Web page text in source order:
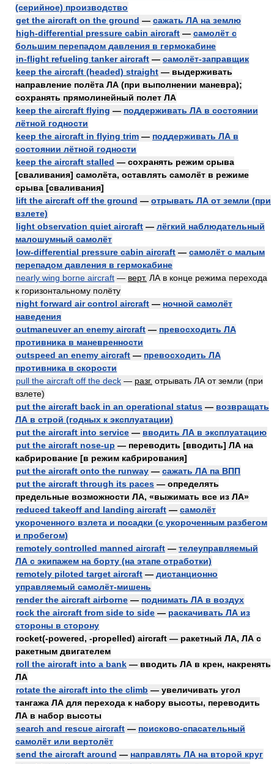
(серийное) производство
get the aircraft on the ground — сажать ЛА на землю
high-differential pressure cabin aircraft — самолёт с
большим перепадом давления в гермокабине
in-flight refueling tanker aircraft — самолёт-заправщик
keep the aircraft (headed) straight — выдерживать
направление полёта ЛА (при выполнении маневра);
сохранять прямолинейный полет ЛА
keep the aircraft flying — поддерживать ЛА в состоянии
лётной годности
keep the aircraft in flying trim — поддерживать ЛА в
состоянии лётной годности
keep the aircraft stalled — сохранять режим срыва
[сваливания] самолёта, оставлять самолёт в режиме
срыва [сваливания]
lift the aircraft off the ground — отрывать ЛА от земли (при
взлете)
light observation quiet aircraft — лёгкий наблюдательный
малошумный самолёт
low-differential pressure cabin aircraft — самолёт с малым
перепадом давления в гермокабине
nearly wing borne aircraft — верт. ЛА в конце режима перехода
к горизонтальному полёту
night forward air control aircraft — ночной самолёт
наведения
outmaneuver an enemy aircraft — превосходить ЛА
противника в маневренности
outspeed an enemy aircraft — превосходить ЛА
противника в скорости
pull the aircraft off the deck — разг. отрывать ЛА от земли (при
взлете)
put the aircraft back in an operational status — возвращать
ЛА в строй (годных к эксплуатации)
put the aircraft into service — вводить ЛА в эксплуатацию
put the aircraft nose-up — переводить [вводить] ЛА на
кабрирование [в режим кабрирования]
put the aircraft onto the runway — сажать ЛА па ВПП
put the aircraft through its paces — определять
предельные возможности ЛА, «выжимать все из ЛА»
reduced takeoff and landing aircraft — самолёт
укороченного взлета и посадки (с укороченным разбегом
и пробегом)
remotely controlled manned aircraft — телеуправляемый
ЛА с экипажем на борту (на этапе отработки)
remotely piloted target aircraft — дистанционно
управляемый самолёт-мишень
render the aircraft airborne — поднимать ЛА в воздух
rock the aircraft from side to side — раскачивать ЛА из
стороны в сторону
rocket(-powered, -propelled) aircraft — ракетный ЛА, ЛА с
ракетным двигателем
roll the aircraft into a bank — вводить ЛА в крен, накренять
ЛА
rotate the aircraft into the climb — увеличивать угол
тангажа ЛА для перехода к набору высоты, переводить
ЛА в набор высоты
search and rescue aircraft — поисково-спасательный
самолёт или вертолёт
send the aircraft around — направлять ЛА на второй круг